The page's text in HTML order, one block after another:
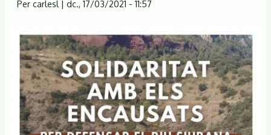
Restaurem
de
muntanya
erosionats
per
les
curses
il·legals
Per carlesl | dc., 17/03/2021 - 11:57